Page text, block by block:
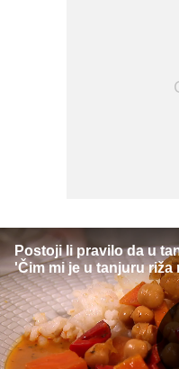
Postoji li pravilo da u
'Čim mi je u tanjuru riža